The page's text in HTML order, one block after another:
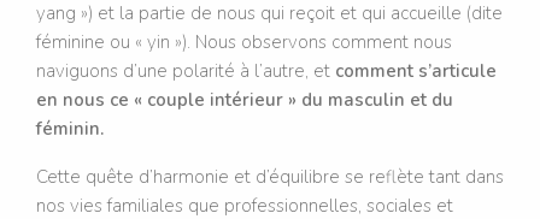
yang ») et la partie de nous qui reçoit et qui accueille (dite
féminine ou « yin »). Nous observons comment nous
naviguons d’une polarité à l’autre, et comment s’articule
en nous ce « couple intérieur » du masculin et du
féminin.
Cette quête d’harmonie et d’équilibre se reflète tant dans
nos vies familiales que professionnelles, sociales et